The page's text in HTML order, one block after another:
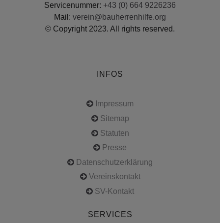
Servicenummer: +43 (0) 664 9226236
Mail: verein@bauherrenhilfe.org
© Copyright 2023. All rights reserved.
INFOS
Impressum
Sitemap
Statuten
Presse
Datenschutzerklärung
Vereinskontakt
SV-Kontakt
SERVICES